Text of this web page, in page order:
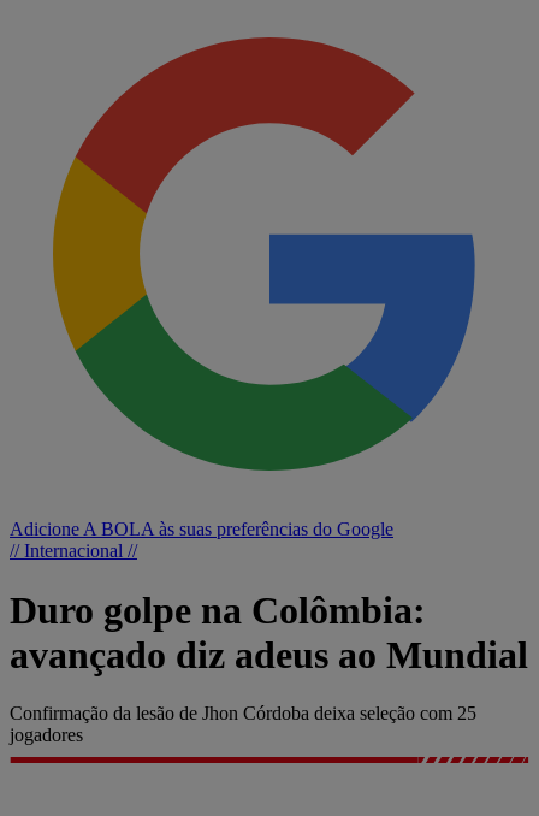
Adicione A BOLA às suas preferências do Google
// Internacional //
Duro golpe na Colômbia:
avançado diz adeus ao Mundial
Confirmação da lesão de Jhon Córdoba deixa seleção com 25
jogadores